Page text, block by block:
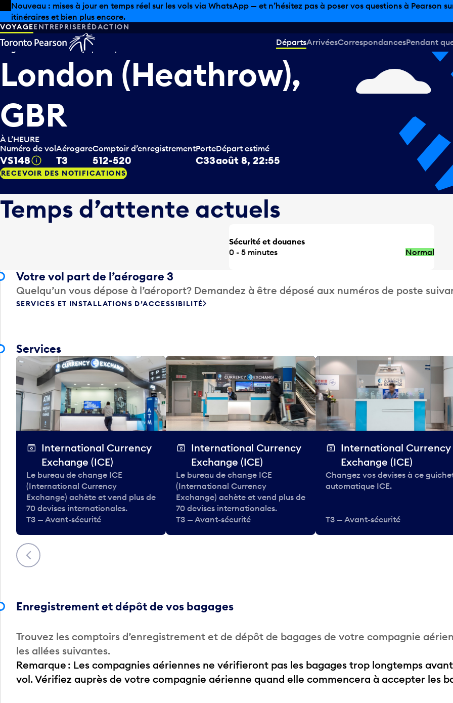
Skip to offers
Passer au contenu principal
Les aubaines estivales sont arrivées chez Pearson. Magasinage hors taxes, offres gastronomiques et bien plus
VOYAGEENTREPRISERÉDACTION
DépartsArrivéesCorrespondancesPendant
Virgin Atlantic Airways
London (Heathrow),
GBR
À L’HEURE
Numéro de vol
VS148 Infobulle
Aérogare
T3
Comptoir d’enregistrement
512-520
Porte
C33
Départ estimé
août 8, 22:55
RECEVOIR DES NOTIFICATIONS
Temps d’attente actuels
Sécurité et douanes
0 - 5 minutes
Normal
Votre vol part de l’aérogare 3
Quelqu’un vous dépose à l’aéroport? Demandez à être déposé aux numéros de poste
SERVICES ET INSTALLATIONS D’ACCESSIBILITÉ
Services
Précédent
International Currency
Exchange (ICE)
Le bureau de change ICE
(International Currency
Exchange) achète et vend plus de
70 devises internationales.
T3 — Avant-sécurité
International Currency
Exchange (ICE)
Le bureau de change ICE
(International Currency
Exchange) achète et vend plus de
70 devises internationales.
T3 — Avant-sécurité
International Currency
Exchange (ICE)
Changez vos devises à ce
automatique ICE.
T3 — Avant-sécurité
Enregistrement et dépôt de vos bagages
Trouvez les comptoirs d’enregistrement et de dépôt de bagages de votre compagnie
les allées suivantes.
Remarque : Les compagnies aériennes ne vérifieront pas les bagages trop longtemps
vol. Vérifiez auprès de votre compagnie aérienne quand elle commencera à accepter les